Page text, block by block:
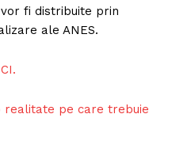
fi distribuite prin
ale ANES.
realitate pe care trebuie